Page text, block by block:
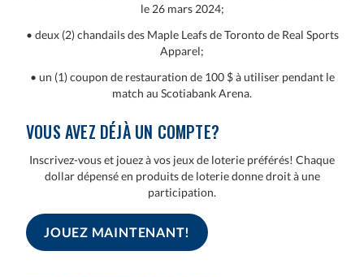
le 26 mars 2024;
• deux (2) chandails des Maple Leafs de Toronto de Real Sports
Apparel;
• un (1) coupon de restauration de 100 $ à utiliser pendant le
match au Scotiabank Arena.
VOUS AVEZ DÉJÀ UN COMPTE?
Inscrivez-vous et jouez à vos jeux de loterie préférés! Chaque
dollar dépensé en produits de loterie donne droit à une
participation.
JOUEZ MAINTENANT!